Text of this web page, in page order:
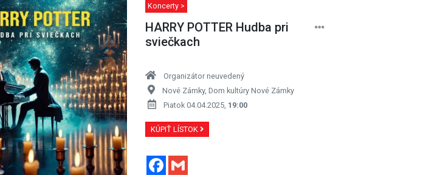
Koncerty >
HARRY POTTER Hudba pri
sviečkach
Organizátor neuvedený
Nové Zámky, Dom kultúry Nové Zámky
Piatok 04.04.2025, 19:00
KÚPIŤ LÍSTOK
Facebook